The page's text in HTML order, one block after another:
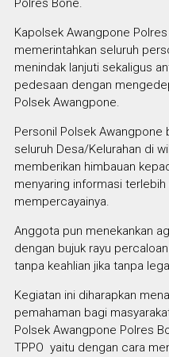
Polres Bone.
Kapolsek Awangpone Polres
memerintahkan seluruh
menindak lanjuti sekaligus
pedesaan dengan
Polsek Awangpone.
Personil Polsek Awangpone
seluruh Desa/Kelurahan di
memberikan himbauan
menyaring informasi
mempercayainya.
Anggota pun menekankan
dengan bujuk rayu
tanpa keahlian jika tanpa
Kegiatan ini diharapkan
pemahaman bagi
Polsek Awangpone Polres
TPPO yaitu dengan cara